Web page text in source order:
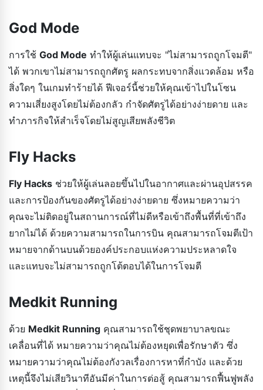
God Mode
การใช้ God Mode ทำให้ผู้เล่นแทบจะ "ไม่สามารถถูกโจมตี"
ได้ พวกเขาไม่สามารถถูกศัตรู ผลกระทบจากสิ่งแวดล้อม หรือ
สิ่งใดๆ ในเกมทำร้ายได้ ฟีเจอร์นี้ช่วยให้คุณเข้าไปในโซน
ความเสี่ยงสูงโดยไม่ต้องกลัว กำจัดศัตรูได้อย่างง่ายดาย และ
ทำภารกิจให้สำเร็จโดยไม่สูญเสียพลังชีวิต
Fly Hacks
Fly Hacks ช่วยให้ผู้เล่นลอยขึ้นไปในอากาศและผ่านอุปสรรค
และการป้องกันของศัตรูได้อย่างง่ายดาย ซึ่งหมายความว่า
คุณจะไม่ติดอยู่ในสถานการณ์ที่ไม่ดีหรือเข้าถึงพื้นที่ที่เข้าถึง
ยากไม่ได้ ด้วยความสามารถในการบิน คุณสามารถโจมตีเป้า
หมายจากด้านบนด้วยองค์ประกอบแห่งความประหลาดใจ
และแทบจะไม่สามารถถูกโต้ตอบได้ในการโจมตี
Medkit Running
ด้วย Medkit Running คุณสามารถใช้ชุดพยาบาลขณะ
เคลื่อนที่ได้ หมายความว่าคุณไม่ต้องหยุดเพื่อรักษาตัว ซึ่ง
หมายความว่าคุณไม่ต้องกังวลเรื่องการหาที่กำบัง และด้วย
เหตุนี้จึงไม่เสียวินาทีอันมีค่าในการต่อสู้ คุณสามารถฟื้นฟูพลัง